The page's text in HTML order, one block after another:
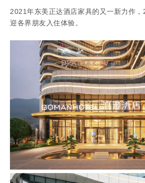
2021年东美正达酒店家具的又一新力作
迎各界朋友入住体验。